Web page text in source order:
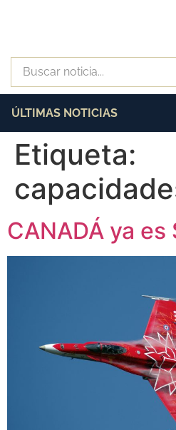
ÚLTIMAS NOTICIAS
Etiqueta:
CANADÁ ya es